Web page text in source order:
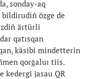
sonday-aq
bildirudiñ özge de
ärtürli
qatısqan
käsibi mindetterin
qorğaluı tiis.
kedergi jasau QR